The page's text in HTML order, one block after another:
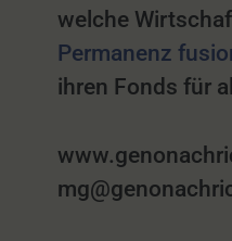
welche
Permanenz
ihren Fonds für